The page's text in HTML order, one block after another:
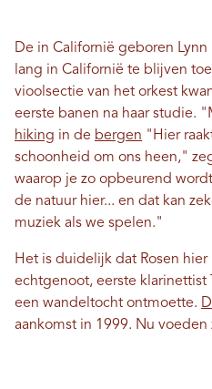
De in Californië geboren Lynn
lang in Californië te blijven
vioolsectie van het orkest
eerste banen na haar studie.
hiking in de bergen "Hier
schoonheid om ons heen,"
waarop je zo opbeurend
de natuur hier... en dat kan
muziek als we spelen."
Het is duidelijk dat Rosen
echtgenoot, eerste klarinettist
een wandeltocht ontmoette.
aankomst in 1999. Nu